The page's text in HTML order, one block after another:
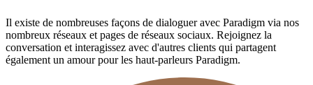
Il existe de nombreuses façons de dialoguer avec Paradigm via nos
nombreux réseaux et pages de réseaux sociaux. Rejoignez la
conversation et interagissez avec d'autres clients qui partagent
également un amour pour les haut-parleurs Paradigm.